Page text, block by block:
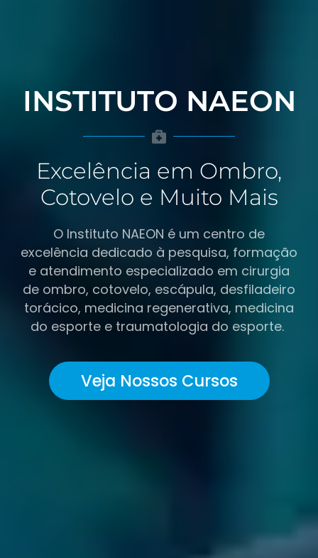
INSTITUTO NAEON
Excelência em Ombro,
Cotovelo e Muito Mais
O Instituto NAEON é um centro de
excelência dedicado à pesquisa, formação
e atendimento especializado em cirurgia
de ombro, cotovelo, escápula, desfiladeiro
torácico, medicina regenerativa, medicina
do esporte e traumatologia do esporte.
Veja Nossos Cursos